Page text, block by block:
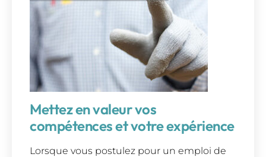
Mettez en valeur vos
compétences et votre expérience
Lorsque vous postulez pour un emploi de